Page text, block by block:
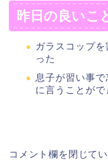
昨日の良いこ
ガラスコップ
った
息子が習い事
に言うことがで
コメント欄を閉じて